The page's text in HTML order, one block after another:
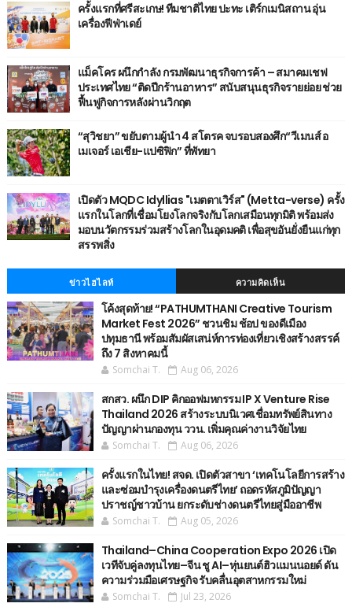
ครั้งแรกที่ศรีสะเกษ! ทีมชาติไทย ปะทะ เติร์กเมนิสถาน อุ่น
เครื่องฟีฟ่าเดย์
แม็คโคร ผนึกกำลัง กรมพัฒนาธุรกิจการค้า – สมาคมเชฟ
ประเทศไทย “ติดปีกร้านอาหาร” สนับสนุนธุรกิจรายย่อย ช่วย
ฟื้นฟูกิจการหลังผ่านวิกฤต
“สุวิชยา” ขยับตามผู้นำ 4 สโตรค จบรอบสองศึก“วีเมนส์ อ
เมเจอร์ เอเชีย-แปซิฟิก” ที่พัทยา
เปิดตัว MQDC Idyllias "เมตตาเวิร์ส" (Metta-verse) ครั้ง
แรกในโลกที่เชื่อมโยงโลกจริงกับโลกเสมือนทุกมิติ พร้อมส่ง
มอบนวัตกรรมร่วมสร้างโลกในอุดมคติ เพื่อสุขอันยั่งยืนแก่ทุก
สรรพสิ่ง
ข่าวไฮไลท์ ความคิดเห็น
โค้งสุดท้าย! “PATHUMTHANI Creative Tourism
Market Fest 2026” ชวนชิม ช้อป ของดีเมือง
ปทุมธานี พร้อมสัมผัสเสน่ห์การท่องเที่ยวเชิงสร้างสรรค์
ถึง 7 สิงหาคมนี้
Somchai T. Aug 06, 2026
สกสว. ผนึก DIP คิกออฟมหกรรม IP X Venture Rise
Thailand 2026 สร้างระบบนิเวศเชื่อมทรัพย์สินทาง
ปัญญาผ่านกองทุน ววน. เพิ่มคุณค่างานวิจัยไทย
Somchai T. Aug 06, 2026
ครั้งแรกในไทย! สจด. เปิดตัวสาขา ‘เทคโนโลยีการสร้าง
และซ่อมบำรุงเครื่องดนตรีไทย’ ​ถอดรหัสภูมิปัญญา
ปราชญ์ชาวบ้าน ยกระดับช่างดนตรีไทยสู่มืออาชีพ
Somchai T. Aug 05, 2026
Thailand–China Cooperation Expo 2026 เปิด
เวทีจับคู่ลงทุนไทย–จีน ชู AI–หุ่นยนต์ฮิวแมนนอยด์ ดัน
ความร่วมมือเศรษฐกิจ รับคลื่นอุตสาหกรรมใหม่
Somchai T. Jul 23, 2026